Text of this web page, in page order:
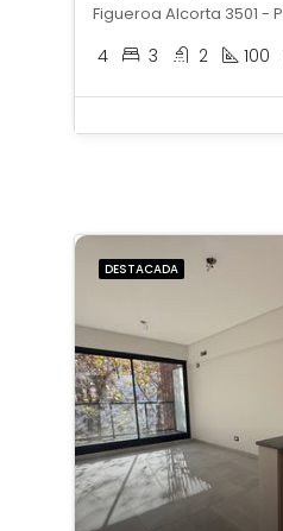
4 3 2 100
DESTACADA